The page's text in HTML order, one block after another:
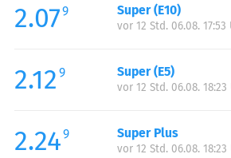
Samstag:
Sonntag:
2.079 Super (E10)
vor 12 Std. 06.08. 17:53
2.12 9 Super (E5)
vor 12 Std. 06.08. 18:23
2.249 Super Plus
vor 12 Std. 06.08. 18:23